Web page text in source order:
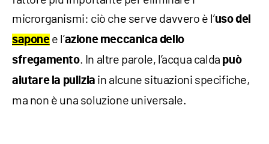
microrganismi: ciò che serve davvero è l’uso del
sapone e l’azione meccanica dello
sfregamento. In altre parole, l’acqua calda può
aiutare la pulizia in alcune situazioni specifiche,
ma non è una soluzione universale.